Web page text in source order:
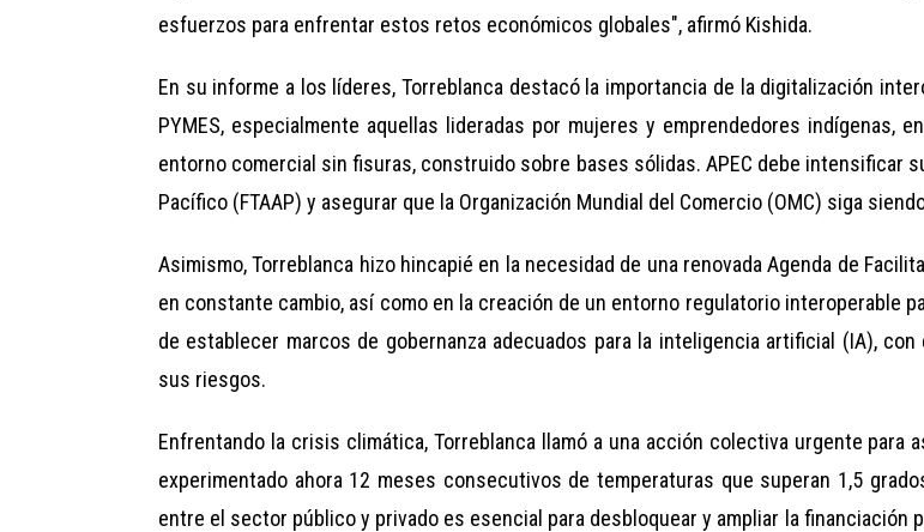
esfuerzos para enfrentar estos retos económicos globales", afirmó Kishida.
En su informe a los líderes, Torreblanca destacó la importancia de la digitalización
PYMES, especialmente aquellas lideradas por mujeres y emprendedores indígenas,
entorno comercial sin fisuras, construido sobre bases sólidas. APEC debe intensificar
Pacífico (FTAAP) y asegurar que la Organización Mundial del Comercio (OMC) siga
Asimismo, Torreblanca hizo hincapié en la necesidad de una renovada Agenda de
en constante cambio, así como en la creación de un entorno regulatorio interoperable
de establecer marcos de gobernanza adecuados para la inteligencia artificial (IA),
sus riesgos.
Enfrentando la crisis climática, Torreblanca llamó a una acción colectiva urgente
experimentado ahora 12 meses consecutivos de temperaturas que superan 1,5
entre el sector público y privado es esencial para desbloquear y ampliar la financiación